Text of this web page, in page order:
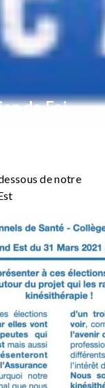
de Foi
de notre